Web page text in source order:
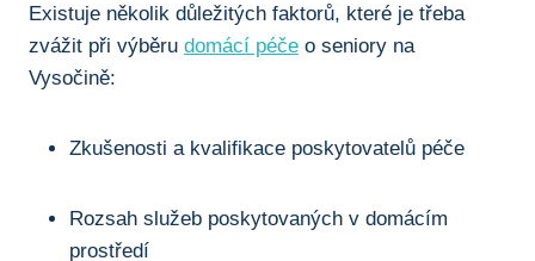
Existuje několik důležitých faktorů, které je třeba
zvážit při výběru domácí péče o seniory na
Vysočině:
Zkušenosti a kvalifikace poskytovatelů péče
Rozsah služeb poskytovaných v domácím
prostředí